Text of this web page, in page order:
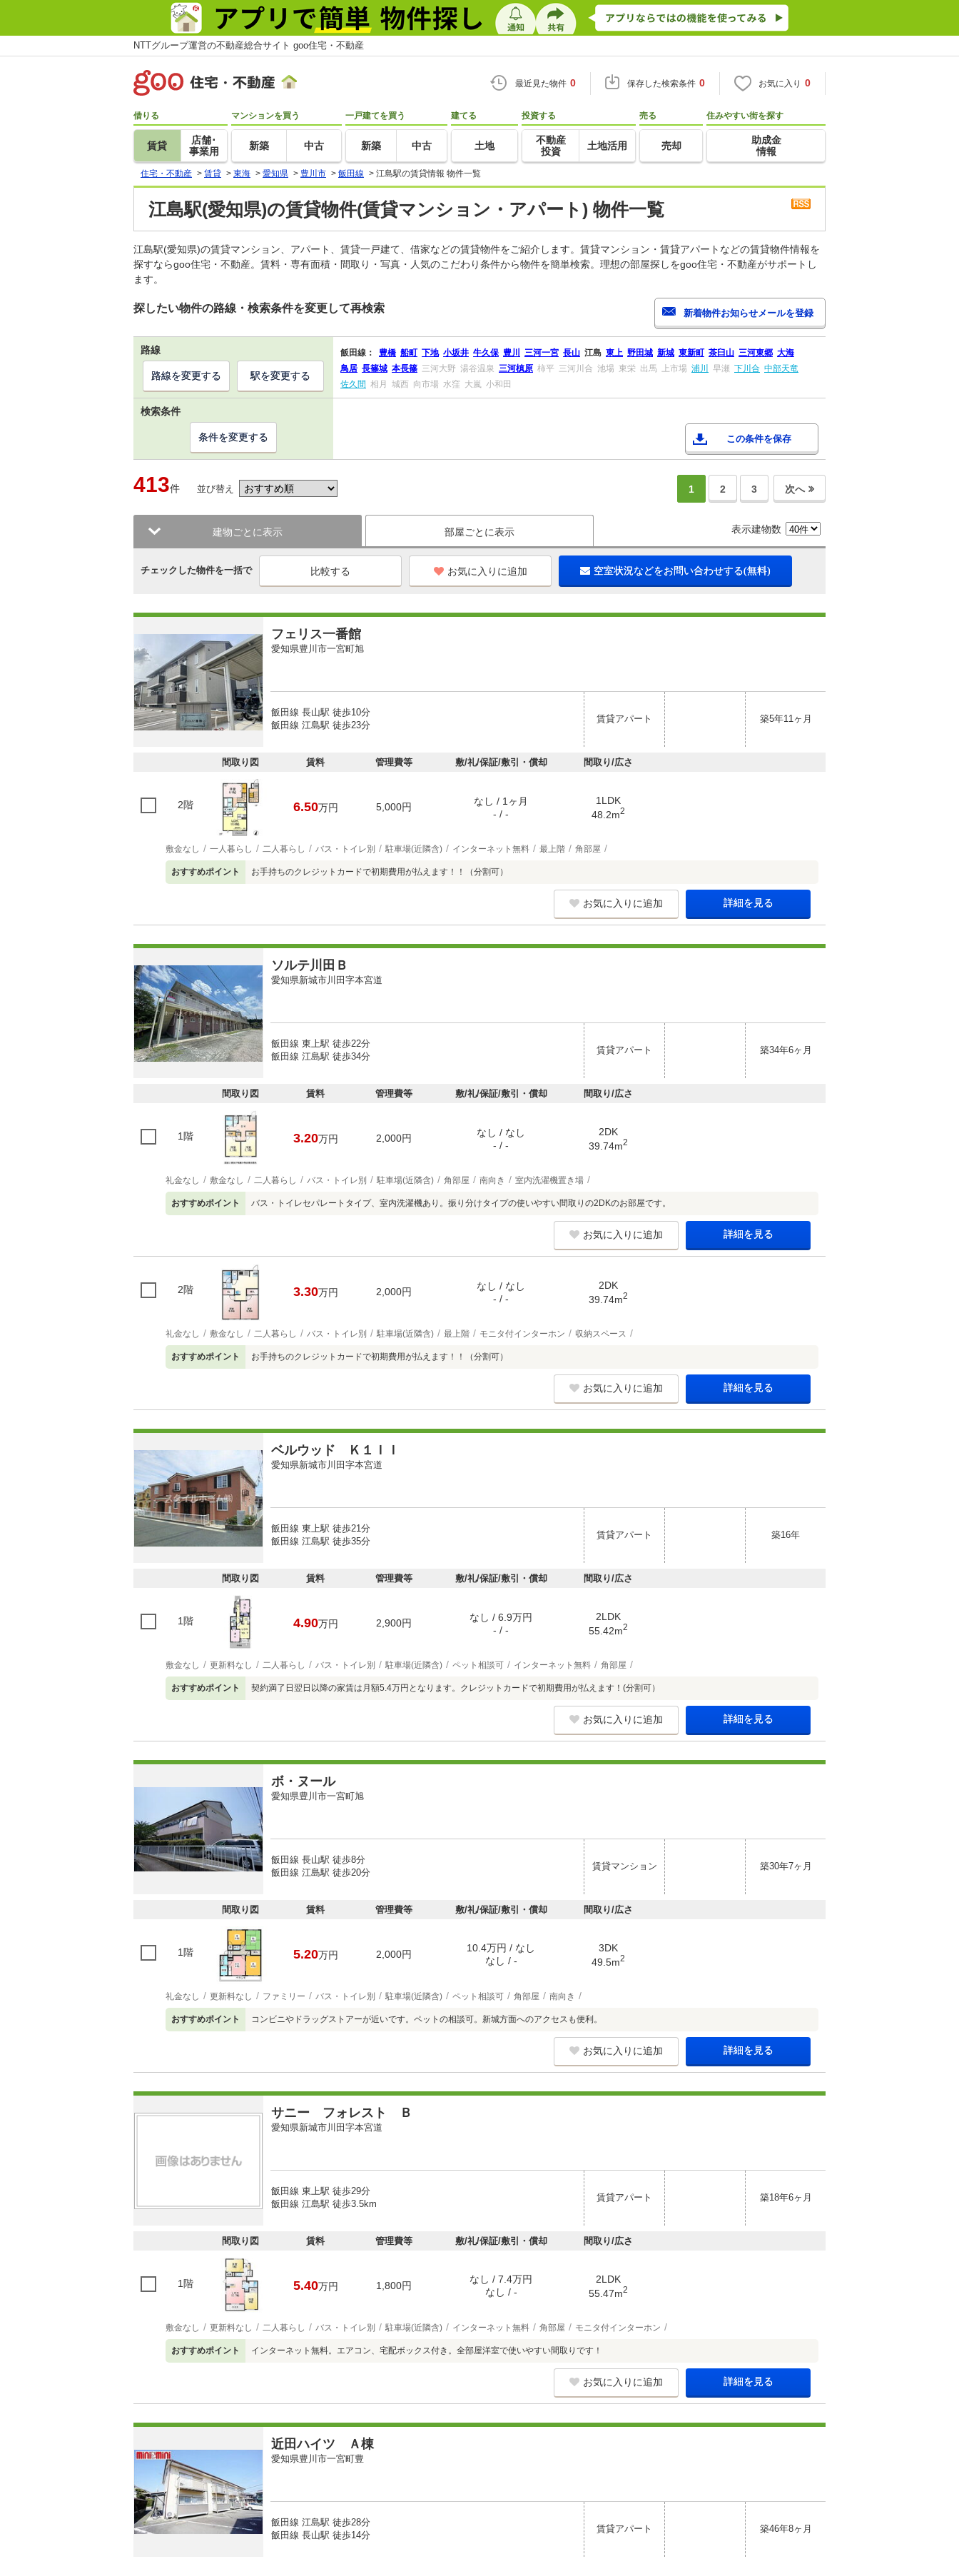
NTTグループ運営の不動産総合サイト goo住宅・不動産
最近見た物件 0 保存した検索条件 0 お気に入り 0
借りる
賃貸
店舗･
事業用
マンションを買う
新築 中古
一戸建てを買う
新築 中古
建てる
土地
投資する
不動産
投資
土地活用
売る
売却
住みやすい街を探す
助成金
情報
住宅・不動産 > 賃貸 > 東海 > 愛知県 > 豊川市 > 飯田線 > 江島駅の賃貸情報 物件一覧
江島駅(愛知県)の賃貸物件(賃貸マンション・アパート) 物件一覧
江島駅(愛知県)の賃貸マンション、アパート、賃貸一戸建て、借家などの賃貸物件をご紹介します。賃貸マンション・賃貸アパートなどの賃貸物件情報を
探すならgoo住宅・不動産。賃料・専有面積・間取り・写真・人気のこだわり条件から物件を簡単検索。理想の部屋探しをgoo住宅・不動産がサポートし
ます。
探したい物件の路線・検索条件を変更して再検索
路線 飯田線： 豊橋 船町 下地 小坂井 牛久保 豊川 三河一宮 長山 江島 東上 野田城 新城 東新町 茶臼山 三河東郷 大海
鳥居 長篠城 本長篠 三河大野 湯谷温泉 三河槙原 柿平 三河川合 池場 東栄 出馬 上市場 浦川 早瀬 下川合 中部天竜
佐久間 相月 城西 向市場 水窪 大嵐 小和田
路線を変更する 駅を変更する
検索条件
この条件を保存
条件を変更する
413件 並び替え 1 2 3 次へ
建物ごとに表示 部屋ごとに表示 表示建物数
チェックした物件を一括で お気に入りに追加 空室状況などをお問い合わせする(無料)
フェリス一番館
愛知県豊川市一宮町旭
飯田線 長山駅 徒歩10分
飯田線 江島駅 徒歩23分
賃貸アパート 築5年11ヶ月
間取り図 賃料 管理費等 敷/礼/保証/敷引・償却 間取り/広さ
2階 6.50万円 5,000円
なし / 1ヶ月
- / -
1LDK
48.2m2
敷金なし 一人暮らし 二人暮らし バス・トイレ別 駐車場(近隣含) インターネット無料 最上階 角部屋
おすすめポイント お手持ちのクレジットカードで初期費用が払えます！！（分割可）
お気に入りに追加 詳細を見る
ソルテ川田Ｂ
愛知県新城市川田字本宮道
飯田線 東上駅 徒歩22分
飯田線 江島駅 徒歩34分
賃貸アパート 築34年6ヶ月
間取り図 賃料 管理費等 敷/礼/保証/敷引・償却 間取り/広さ
1階 3.20万円 2,000円
なし / なし
- / -
2DK
39.74m2
礼金なし 敷金なし 二人暮らし バス・トイレ別 駐車場(近隣含) 角部屋 南向き 室内洗濯機置き場
おすすめポイント バス・トイレセパレートタイプ、室内洗濯機あり。振り分けタイプの使いやすい間取りの2DKのお部屋です。
お気に入りに追加 詳細を見る
2階 3.30万円 2,000円
なし / なし
- / -
2DK
39.74m2
礼金なし 敷金なし 二人暮らし バス・トイレ別 駐車場(近隣含) 最上階 モニタ付インターホン 収納スペース
おすすめポイント お手持ちのクレジットカードで初期費用が払えます！！（分割可）
お気に入りに追加 詳細を見る
ベルウッド Ｋ１ＩＩ
愛知県新城市川田字本宮道
飯田線 東上駅 徒歩21分
飯田線 江島駅 徒歩35分
賃貸アパート 築16年
間取り図 賃料 管理費等 敷/礼/保証/敷引・償却 間取り/広さ
1階 4.90万円 2,900円
なし / 6.9万円
- / -
2LDK
55.42m2
敷金なし 更新料なし 二人暮らし バス・トイレ別 駐車場(近隣含) ペット相談可 インターネット無料 角部屋
おすすめポイント 契約満了日翌日以降の家賃は月額5.4万円となります。クレジットカードで初期費用が払えます！(分割可）
お気に入りに追加 詳細を見る
ボ・ヌール
愛知県豊川市一宮町旭
飯田線 長山駅 徒歩8分
飯田線 江島駅 徒歩20分
賃貸マンション 築30年7ヶ月
間取り図 賃料 管理費等 敷/礼/保証/敷引・償却 間取り/広さ
1階 5.20万円 2,000円
10.4万円 / なし
なし / -
3DK
49.5m2
礼金なし 更新料なし ファミリー バス・トイレ別 駐車場(近隣含) ペット相談可 角部屋 南向き
おすすめポイント コンビニやドラッグストアーが近いです。ペットの相談可。新城方面へのアクセスも便利。
お気に入りに追加 詳細を見る
サニー フォレスト Ｂ
愛知県新城市川田字本宮道
飯田線 東上駅 徒歩29分
飯田線 江島駅 徒歩3.5km
賃貸アパート 築18年6ヶ月
間取り図 賃料 管理費等 敷/礼/保証/敷引・償却 間取り/広さ
1階 5.40万円 1,800円
なし / 7.4万円
なし / -
2LDK
55.47m2
敷金なし 更新料なし 二人暮らし バス・トイレ別 駐車場(近隣含) インターネット無料 角部屋 モニタ付インターホン
おすすめポイント インターネット無料。エアコン、宅配ボックス付き。全部屋洋室で使いやすい間取りです！
お気に入りに追加 詳細を見る
近田ハイツ Ａ棟
愛知県豊川市一宮町豊
飯田線 江島駅 徒歩28分
飯田線 長山駅 徒歩14分
賃貸アパート 築46年8ヶ月